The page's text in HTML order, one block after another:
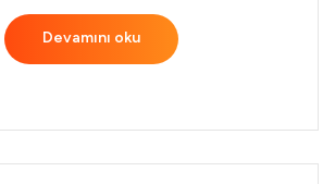
Devamını oku